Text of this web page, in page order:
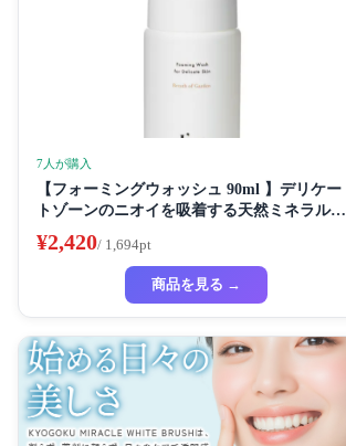
7人が購入
【フォーミングウォッシュ 90ml 】デリケー
トゾーンのニオイを吸着する天然ミネラル配
¥2,420/ 1,694pt
商品を見る →